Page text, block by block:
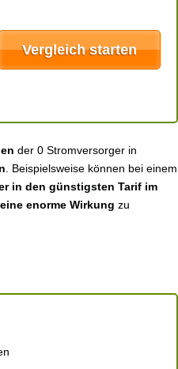
der 0 Stromversorger in
. Beispielsweise können bei einem
in den günstigsten Tarif im
enorme Wirkung zu